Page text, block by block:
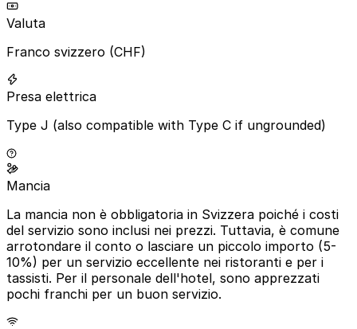
Valuta
Franco svizzero (CHF)
Presa elettrica
Type J (also compatible with Type C if ungrounded)
Mancia
La mancia non è obbligatoria in Svizzera poiché i costi
del servizio sono inclusi nei prezzi. Tuttavia, è comune
arrotondare il conto o lasciare un piccolo importo (5-
10%) per un servizio eccellente nei ristoranti e per i
tassisti. Per il personale dell'hotel, sono apprezzati
pochi franchi per un buon servizio.